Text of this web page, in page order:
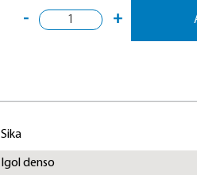
- +
Sika
Igol denso